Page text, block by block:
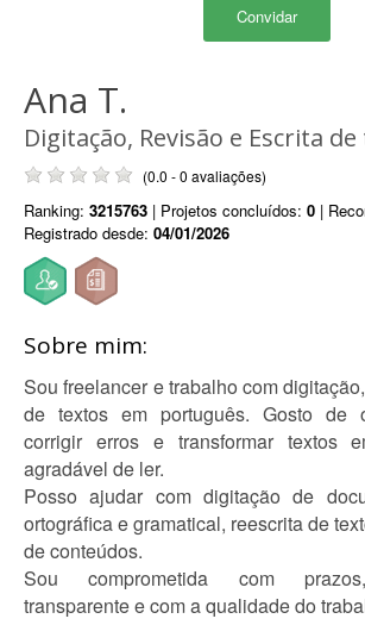
Convidar
Ana T.
Digitação, Revisão e Escrita
(0.0 - 0 avaliações)
Ranking: 3215763 | Projetos concluídos: 0 |
Registrado desde: 04/01/2026
Sobre mim:
Sou freelancer e trabalho com
de textos em português. Gosto de
corrigir erros e transformar textos
agradável de ler.
Posso ajudar com digitação de
ortográfica e gramatical, reescrita de
de conteúdos.
Sou comprometida com
transparente e com a qualidade do